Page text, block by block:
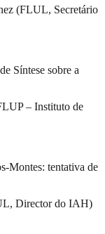
(FLUL, Secretário
Síntese sobre a
– Instituto de
Montes: tentativa de
Director do IAH)